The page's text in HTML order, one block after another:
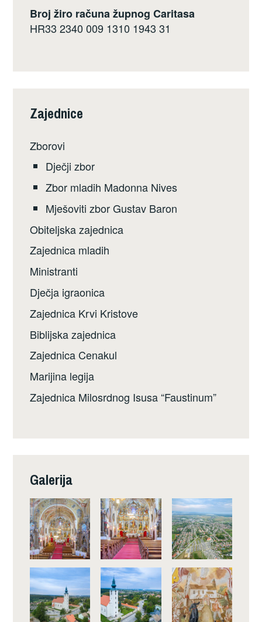
Broj žiro računa župnog Caritasa
HR33 2340 009 1310 1943 31
Zajednice
Zborovi
Dječji zbor
Zbor mladih Madonna Nives
Mješoviti zbor Gustav Baron
Obiteljska zajednica
Zajednica mladih
Ministranti
Dječja igraonica
Zajednica Krvi Kristove
Biblijska zajednica
Zajednica Cenakul
Marijina legija
Zajednica Milosrdnog Isusa “Faustinum”
Galerija